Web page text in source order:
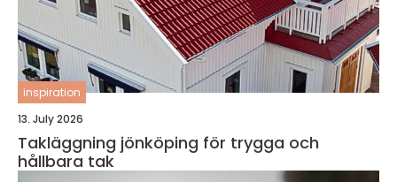
inspiration
13. July 2026
Takläggning jönköping för trygga och
hållbara tak